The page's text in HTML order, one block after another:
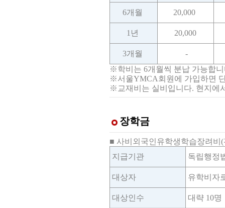
6개월 20,000
1년 20,000
3개월
-
※학비는 6개월씩 분납 가능합
※서울YMCA회원에 가입하면
※교재비는 실비입니다. 현지에
장학금
■ 사비외국인유학생학습장려비
지급기관
독립행정
대상자 유학비자
대상인수 대략 10명